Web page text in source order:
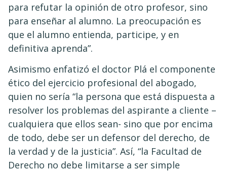
para refutar la opinión de otro profesor, sino
para enseñar al alumno. La preocupación es
que el alumno entienda, participe, y en
definitiva aprenda”.
Asimismo enfatizó el doctor Plá el componente
ético del ejercicio profesional del abogado,
quien no sería “la persona que está dispuesta a
resolver los problemas del aspirante a cliente –
cualquiera que ellos sean- sino que por encima
de todo, debe ser un defensor del derecho, de
la verdad y de la justicia”. Así, “la Facultad de
Derecho no debe limitarse a ser simple